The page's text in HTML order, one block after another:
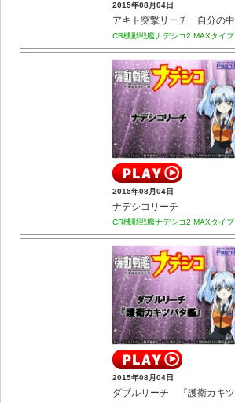
2015年08月04日
CR機動戦艦ナデシコ2 MAXタイプ
2015年08月04日
ナデシコリーチ
CR機動戦艦ナデシコ2 MAXタイプ
2015年08月04日